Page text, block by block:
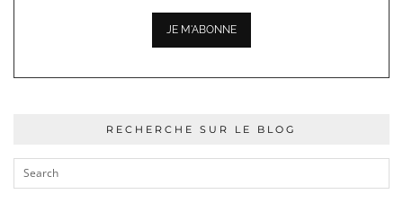
RECHERCHE SUR LE BLOG